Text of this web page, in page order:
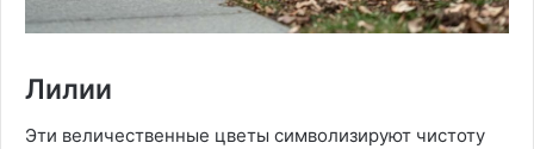
Лилии
Эти величественные цветы символизируют чистоту